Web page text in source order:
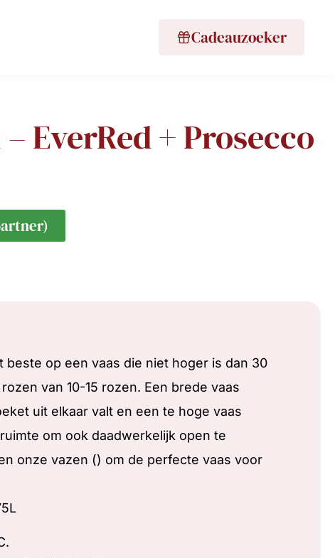
Cadeauzoeker
EverRed + Prosecco
beste op een vaas die niet hoger is dan 30
van 10-15 rozen. Een brede vaas
uit elkaar valt en een te hoge vaas
om ook daadwerkelijk open te
onze vazen () om de perfecte vaas voor